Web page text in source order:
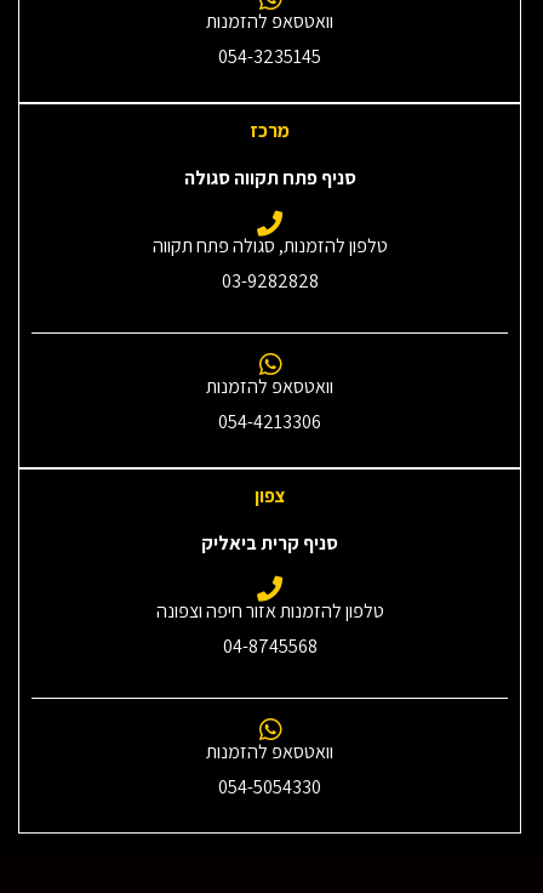
וואטסאפ להזמנות
054-3235145‎
מרכז
סניף פתח תקווה סגולה
טלפון להזמנות, סגולה פתח תקווה
03-9282828
וואטסאפ להזמנות
054-4213306
צפון
סניף קרית ביאליק
טלפון להזמנות אזור חיפה וצפונה
04-8745568
וואטסאפ להזמנות
054-5054330